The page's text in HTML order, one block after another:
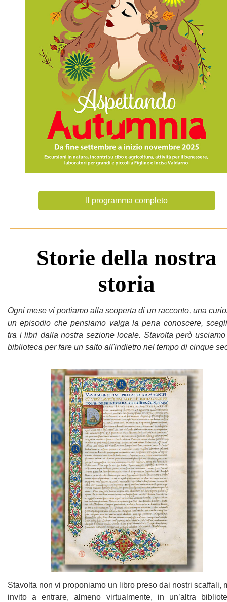
Il programma completo
Storie della nostra
storia
Ogni mese vi portiamo alla scoperta di un racconto, una
un episodio che pensiamo valga la pena conoscere,
tra i libri dalla nostra sezione locale. Stavolta però
biblioteca per fare un salto all'indietro nel tempo di cinque
Stavolta non vi proponiamo un libro preso dai nostri scaffali,
invito a entrare, almeno virtualmente, in un’altra